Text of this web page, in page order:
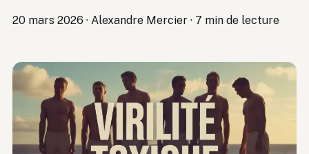
20 mars 2026 · Alexandre Mercier · 7 min de lecture